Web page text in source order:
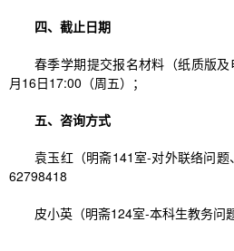
四、截止日期
春季学期提交报名材料（纸质版
月16日17:00（周五）；
五、咨询方式
袁玉红（明斋141室-对外联络问题
62798418
皮小英（明斋124室-本科生教务问